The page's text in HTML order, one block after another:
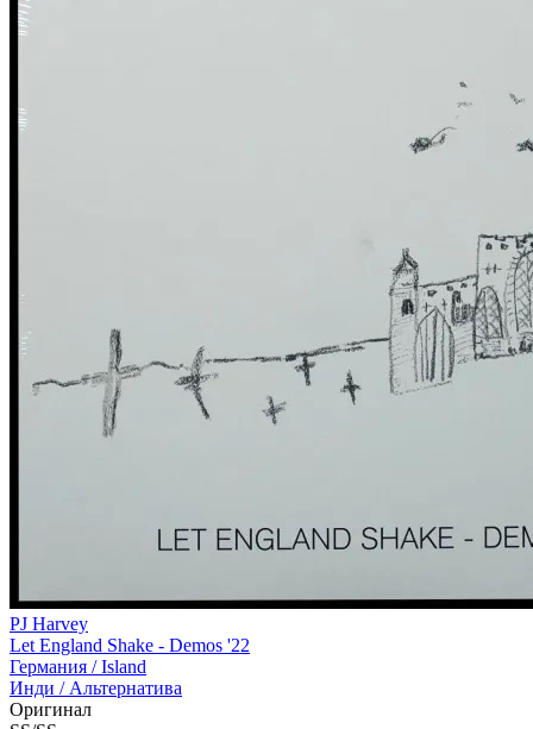
PJ Harvey
Let England Shake - Demos '22
Германия /Island
Инди / Альтернатива
Оригинал